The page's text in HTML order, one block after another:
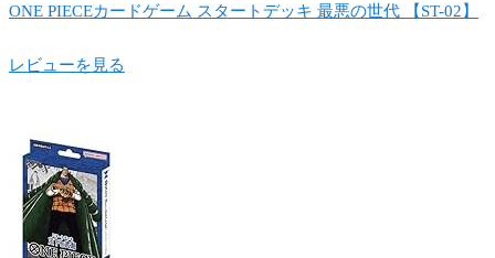
ONE PIECEカードゲーム スタートデッキ 最悪の世代 【ST-02】
レビューを見る